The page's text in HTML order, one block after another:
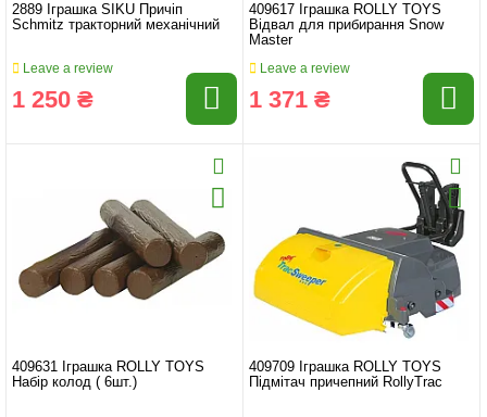
2889 Іграшка SIKU Причіп
Schmitz тракторний механічний
Leave a review
1 250 ₴
409617 Іграшка ROLLY TOYS
Відвал для прибирання Snow
Master
Leave a review
1 371 ₴
409631 Іграшка ROLLY TOYS
Набір колод ( 6шт.)
409709 Іграшка ROLLY TOYS
Підмітач причепний RollyTrac